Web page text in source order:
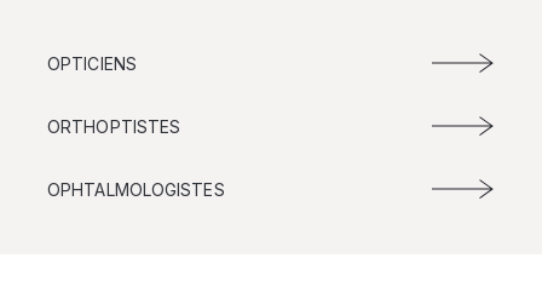
OPTICIENS
ORTHOPTISTES
OPHTALMOLOGISTES